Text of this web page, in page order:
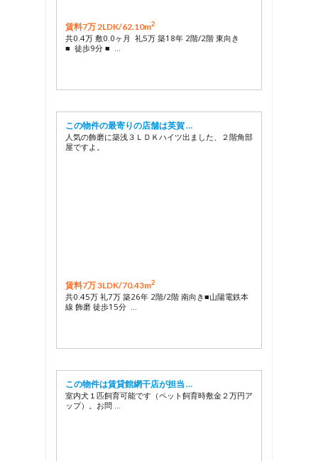
賃料7万 2LDK/62.10m2
共0.4万 敷0.0ヶ月 礼5万 築18年 2階/2階 東向き
■ 徒歩9分 ■ …
この物件の最寄りの店舗は英賀 …
人気の飾磨に築浅３ＬＤＫハイツ出ました、２階角部
屋ですよ。
賃料7万 3LDK/70.43m2
共0.45万 礼7万 築26年 2階/2階 南向き■山陽電鉄本
線 飾磨 徒歩15分 …
この物件は賃貸館網干店が担当 …
室内犬１匹飼育可能です（ペット飼育時敷金２万円ア
ップ）。お問 …